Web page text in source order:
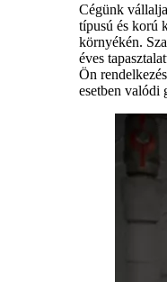
Cégünk
típusú és korú
környékén.
éves
Ön
esetben valódi